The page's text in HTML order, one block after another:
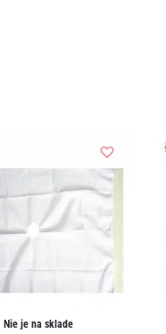
Nie je na sklade